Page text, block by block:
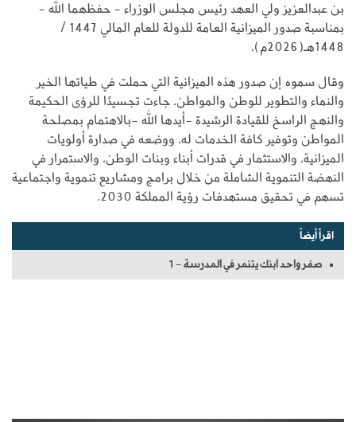
بن عبدالعزيز ولي العهد رئيس مجلس الوزراء - حفظهما الله -
بمناسبة صدور الميزانية العامة للدولة للعام المالي 1447 /
1448هـ(2026م)،
وقال سموه إن صدور هذه الميزانية التي حملت في طياتها الخير
والنماء والتطوير للوطن والمواطن، جاءت تجسيدًا للرؤى الحكيمة
والنهج الراسخ للقيادة الرشيدة -أيدها الله -بالاهتمام بمصلحة
المواطن وتوفير كافة الخدمات له، ووضعه في صدارة أولويات
الميزانية، والاستثمار في قدرات أبناء وبنات الوطن، والاستمرار في
النهضة التنموية الشاملة من خلال برامج ومشاريع تنموية واجتماعية
تسهم في تحقيق مستهدفات رؤية المملكة 2030.
اقرأ أيضاً
صفر واحد ابنك يتنمر في المدرسة - 1